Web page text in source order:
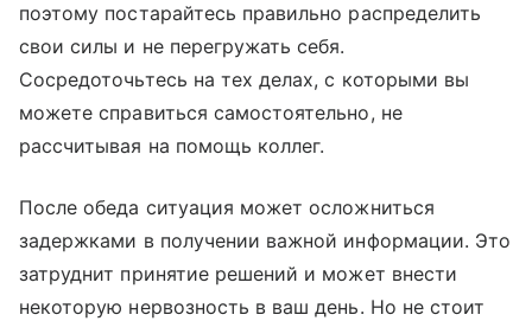
поэтому постарайтесь правильно распределить
свои силы и не перегружать себя.
Сосредоточьтесь на тех делах, с которыми вы
можете справиться самостоятельно, не
рассчитывая на помощь коллег.
После обеда ситуация может осложниться
задержками в получении важной информации. Это
затруднит принятие решений и может внести
некоторую нервозность в ваш день. Но не стоит